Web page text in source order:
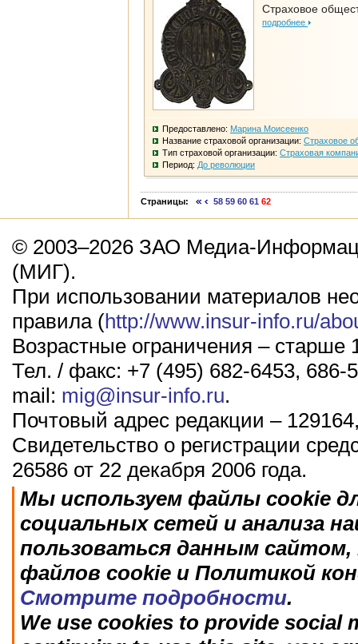
Страховое
подробнее
Предоставлено: Марина Моисеенко
Название страховой организации: Страховое
Тип страховой организации: Страховая
Период: До революции
Страницы: 58 59 60 61 62
© 2003–2026 ЗАО Медиа-
(МИГ).
При использовании материалов
правила (http://www.insur-info.ru/
Возрастные ограничения – старше
Тел. / факс: +7 (495) 682-6453, 686-
mail: mig@insur-info.ru.
Почтовый адрес редакции –
Свидетельство о регистрации
26586 от 22 декабря 2006 года.
Мы используем файлы cookie
социальных сетей и анализа
пользоваться данным
файлов cookie и Политикой
Смотрите подробности.
We use cookies to provide social